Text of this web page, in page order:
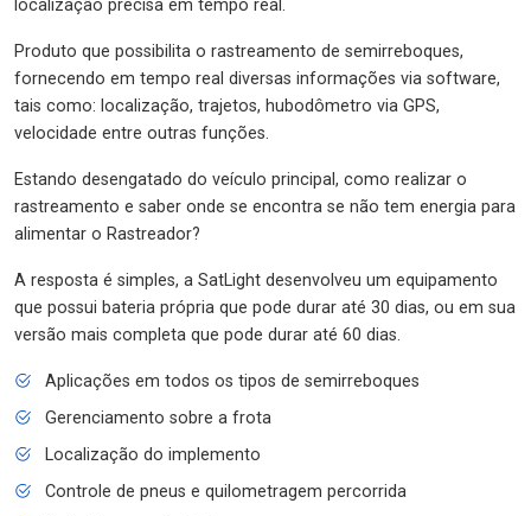
localização precisa em tempo real.
Produto que possibilita o rastreamento de semirreboques,
fornecendo em tempo real diversas informações via software,
tais como: localização, trajetos, hubodômetro via GPS,
velocidade entre outras funções.
Estando desengatado do veículo principal, como realizar o
rastreamento e saber onde se encontra se não tem energia para
alimentar o Rastreador?
A resposta é simples, a SatLight desenvolveu um equipamento
que possui bateria própria que pode durar até 30 dias, ou em sua
versão mais completa que pode durar até 60 dias.
Aplicações em todos os tipos de semirreboques
Gerenciamento sobre a frota
Localização do implemento
Controle de pneus e quilometragem percorrida